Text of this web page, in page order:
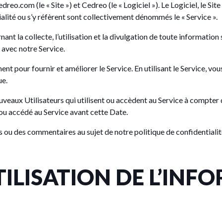
(le « Site ») et Cedreo (le « Logiciel »). Le Logiciel, le
ou s’y réfèrent sont collectivement dénommés le « Service ».
la collecte, l’utilisation et la divulgation de toute
notre Service.
pour fournir et améliorer le Service. En utilisant le Service,
Utilisateurs qui utilisent ou accèdent au Service à compter
accédé au Service avant cette Date.
ou des commentaires au sujet de notre politique de
DE